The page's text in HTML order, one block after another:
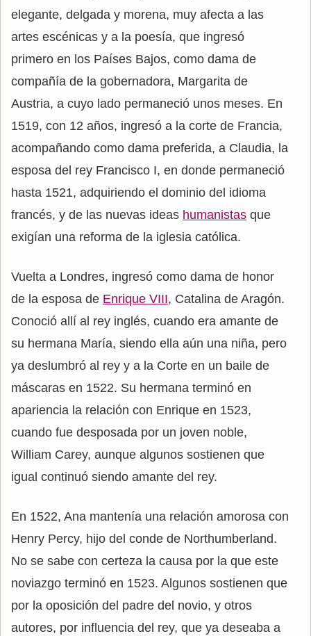
elegante, delgada y morena, muy afecta a las
artes escénicas y a la poesía, que ingresó
primero en los Países Bajos, como dama de
compañía de la gobernadora, Margarita de
Austria, a cuyo lado permaneció unos meses. En
1519, con 12 años, ingresó a la corte de Francia,
acompañando como dama preferida, a Claudia, la
esposa del rey Francisco I, en donde permaneció
hasta 1521, adquiriendo el dominio del idioma
francés, y de las nuevas ideas humanistas que
exigían una reforma de la iglesia católica.
Vuelta a Londres, ingresó como dama de honor
de la esposa de Enrique VIII, Catalina de Aragón.
Conoció allí al rey inglés, cuando era amante de
su hermana María, siendo ella aún una niña, pero
ya deslumbró al rey y a la Corte en un baile de
máscaras en 1522. Su hermana terminó en
apariencia la relación con Enrique en 1523,
cuando fue desposada por un joven noble,
William Carey, aunque algunos sostienen que
igual continuó siendo amante del rey.
En 1522, Ana mantenía una relación amorosa con
Henry Percy, hijo del conde de Northumberland.
No se sabe con certeza la causa por la que este
noviazgo terminó en 1523. Algunos sostienen que
por la oposición del padre del novio, y otros
autores, por influencia del rey, que ya deseaba a